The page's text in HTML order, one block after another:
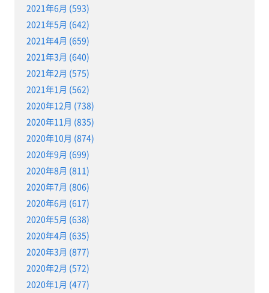
2021年6月 (593)
2021年5月 (642)
2021年4月 (659)
2021年3月 (640)
2021年2月 (575)
2021年1月 (562)
2020年12月 (738)
2020年11月 (835)
2020年10月 (874)
2020年9月 (699)
2020年8月 (811)
2020年7月 (806)
2020年6月 (617)
2020年5月 (638)
2020年4月 (635)
2020年3月 (877)
2020年2月 (572)
2020年1月 (477)